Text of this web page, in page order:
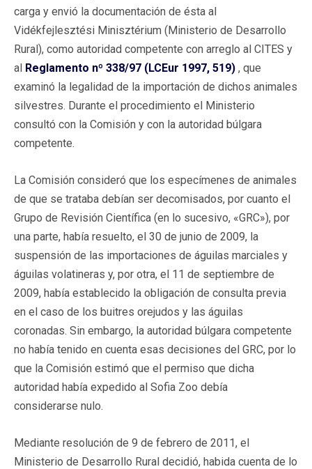
carga y envió la documentación de ésta al
Vidékfejlesztési Minisztérium (Ministerio de Desarrollo
Rural), como autoridad competente con arreglo al CITES y
al Reglamento nº 338/97 (LCEur 1997, 519) , que
examinó la legalidad de la importación de dichos animales
silvestres. Durante el procedimiento el Ministerio
consultó con la Comisión y con la autoridad búlgara
competente.
La Comisión consideró que los especímenes de animales
de que se trataba debían ser decomisados, por cuanto el
Grupo de Revisión Científica (en lo sucesivo, «GRC»), por
una parte, había resuelto, el 30 de junio de 2009, la
suspensión de las importaciones de águilas marciales y
águilas volatineras y, por otra, el 11 de septiembre de
2009, había establecido la obligación de consulta previa
en el caso de los buitres orejudos y las águilas
coronadas. Sin embargo, la autoridad búlgara competente
no había tenido en cuenta esas decisiones del GRC, por lo
que la Comisión estimó que el permiso que dicha
autoridad había expedido al Sofia Zoo debía
considerarse nulo.
Mediante resolución de 9 de febrero de 2011, el
Ministerio de Desarrollo Rural decidió, habida cuenta de lo